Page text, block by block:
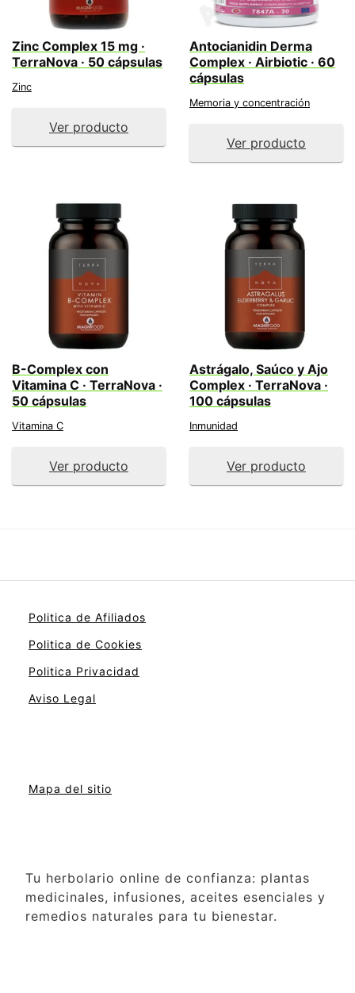
Zinc Complex 15 mg ·
TerraNova · 50 cápsulas
Zinc
Ver producto
Antocianidin Derma
Complex · Airbiotic · 60
cápsulas
Memoria y concentración
Ver producto
B-Complex con
Vitamina C · TerraNova ·
50 cápsulas
Vitamina C
Ver producto
Astrágalo, Saúco y Ajo
Complex · TerraNova ·
100 cápsulas
Inmunidad
Ver producto
Politica de Afiliados
Politica de Cookies
Politica Privacidad
Aviso Legal
Mapa del sitio
Tu herbolario online de confianza: plantas
medicinales, infusiones, aceites esenciales y
remedios naturales para tu bienestar.